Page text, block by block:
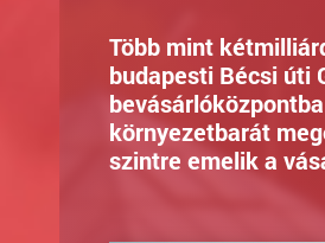
Több mint
budapesti Bécsi úti
környezetbarát
szintre emelik a